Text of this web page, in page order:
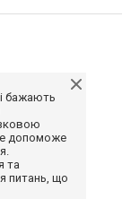
бажають
допоможе
та
питань, що